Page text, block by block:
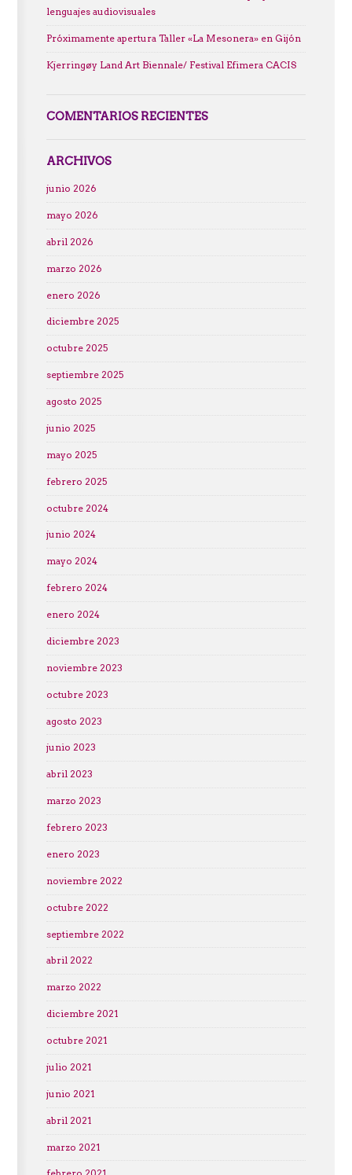
lenguajes audiovisuales
Próximamente apertura Taller «La Mesonera» en Gijón
Kjerringøy Land Art Biennale/ Festival Efimera CACIS
COMENTARIOS RECIENTES
ARCHIVOS
junio 2026
mayo 2026
abril 2026
marzo 2026
enero 2026
diciembre 2025
octubre 2025
septiembre 2025
agosto 2025
junio 2025
mayo 2025
febrero 2025
octubre 2024
junio 2024
mayo 2024
febrero 2024
enero 2024
diciembre 2023
noviembre 2023
octubre 2023
agosto 2023
junio 2023
abril 2023
marzo 2023
febrero 2023
enero 2023
noviembre 2022
octubre 2022
septiembre 2022
abril 2022
marzo 2022
diciembre 2021
octubre 2021
julio 2021
junio 2021
abril 2021
marzo 2021